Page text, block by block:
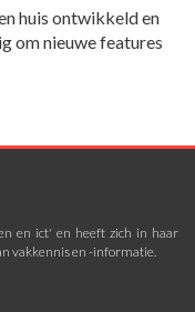
huis ontwikkeld en
om nieuwe features
en ict' en heeft zich in haar
vakkennis en -informatie.